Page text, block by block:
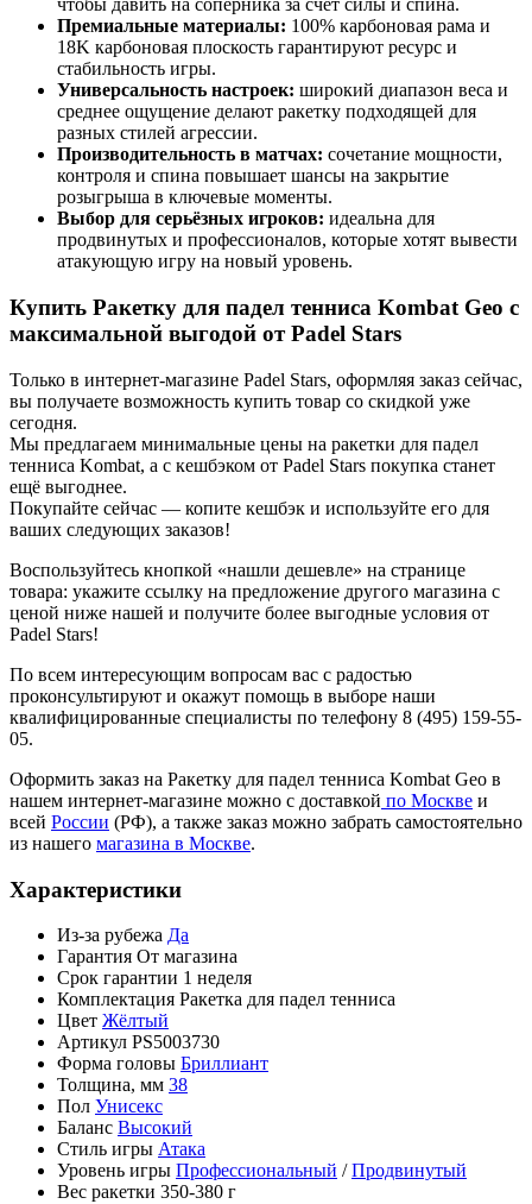
чтобы давить на соперника за счёт силы и спина.
Премиальные материалы: 100% карбоновая рама и
18K карбоновая плоскость гарантируют ресурс и
стабильность игры.
Универсальность настроек: широкий диапазон веса и
среднее ощущение делают ракетку подходящей для
разных стилей агрессии.
Производительность в матчах: сочетание мощности,
контроля и спина повышает шансы на закрытие
розыгрыша в ключевые моменты.
Выбор для серьёзных игроков: идеальна для
продвинутых и профессионалов, которые хотят вывести
атакующую игру на новый уровень.
Купить Ракетку для падел тенниса Kombat Geo с
максимальной выгодой от Padel Stars
Только в интернет-магазине Padel Stars, оформляя заказ сейчас,
вы получаете возможность купить товар со скидкой уже
сегодня.
Мы предлагаем минимальные цены на ракетки для падел
тенниса Kombat, а с кешбэком от Padel Stars покупка станет
ещё выгоднее.
Покупайте сейчас — копите кешбэк и используйте его для
ваших следующих заказов!
Воспользуйтесь кнопкой «нашли дешевле» на странице
товара: укажите ссылку на предложение другого магазина с
ценой ниже нашей и получите более выгодные условия от
Padel Stars!
По всем интересующим вопросам вас с радостью
проконсультируют и окажут помощь в выборе наши
квалифицированные специалисты по телефону 8 (495) 159-55-
05.
Оформить заказ на Ракетку для падел тенниса Kombat Geo в
нашем интернет-магазине можно с доставкой по Москве и
всей России (РФ), а также заказ можно забрать самостоятельно
из нашего магазина в Москве.
Характеристики
Из-за рубежа Да
Гарантия От магазина
Срок гарантии 1 неделя
Комплектация Ракетка для падел тенниса
Цвет Жёлтый
Артикул PS5003730
Форма головы Бриллиант
Толщина, мм 38
Пол Унисекс
Баланс Высокий
Стиль игры Атака
Уровень игры Профессиональный /Продвинутый
Вес ракетки 350-380 г